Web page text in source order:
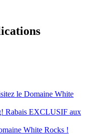
le Domaine White
Rabais EXCLUSIF aux
White Rocks !